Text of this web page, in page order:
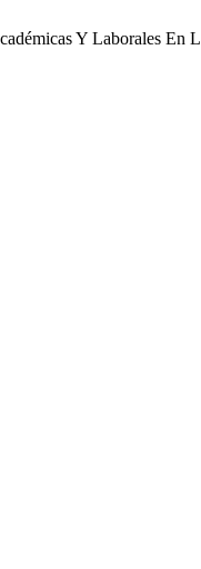
Y Laborales En